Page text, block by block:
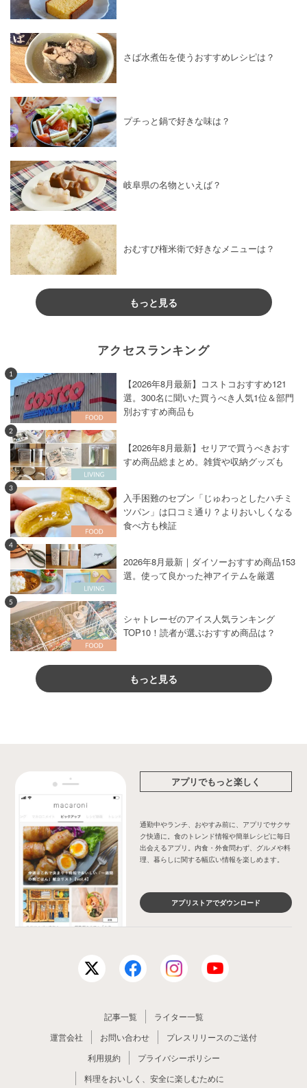
さば水煮缶を使うおすすめレシピは？
プチっと鍋で好きな味は？
岐阜県の名物といえば？
おむすび権米衛で好きなメニューは？
もっと見る
アクセスランキング
1
【2026年8月最新】コストコおすすめ121
選。300名に聞いた買うべき人気1位＆部門
別おすすめ商品も
2
【2026年8月最新】セリアで買うべきおす
すめ商品総まとめ。雑貨や収納グッズも
3
入手困難のセブン「じゅわっとしたハチミ
ツパン」は口コミ通り？よりおいしくなる
食べ方も検証
4
2026年8月最新｜ダイソーおすすめ商品153
選。使って良かった神アイテムを厳選
5
シャトレーゼのアイス人気ランキング
TOP10！読者が選ぶおすすめ商品は？
もっと見る
アプリでもっと楽しく
通勤中やランチ、おやすみ前に、アプリでサクサ
ク快適に。食のトレンド情報や簡単レシピに毎日
出会えるアプリ。内食・外食問わず、グルメや料
理、暮らしに関する幅広い情報を楽しめます。
アプリストアでダウンロード
記事一覧
ライター一覧
運営会社
お問い合わせ
プレスリリースのご送付
利用規約
プライバシーポリシー
料理をおいしく、安全に楽しむために